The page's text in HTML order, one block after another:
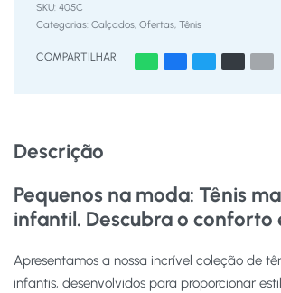
405C
Categorias: Calçados, Ofertas, Tênis
COMPARTILHAR
Descrição
Pequenos na moda: Tênis
infantil. Descubra o conforto
Apresentamos a nossa incrível coleção de
infantis, desenvolvidos para proporcionar